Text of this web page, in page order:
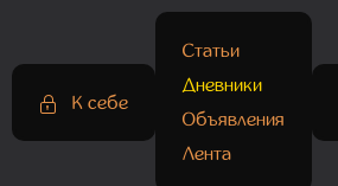
К себе
Статьи
Дневники
Объявления
Лента